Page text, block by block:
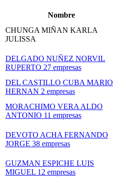
Nombre
CHUNGA MIÑAN KARLA
JULISSA
DELGADO NUÑEZ NORVIL
RUPERTO 27 empresas
DEL CASTILLO CUBA MARIO
HERNAN 2 empresas
MORACHIMO VERA ALDO
ANTONIO 11 empresas
DEVOTO ACHA FERNANDO
JORGE 38 empresas
GUZMAN ESPICHE LUIS
MIGUEL 12 empresas